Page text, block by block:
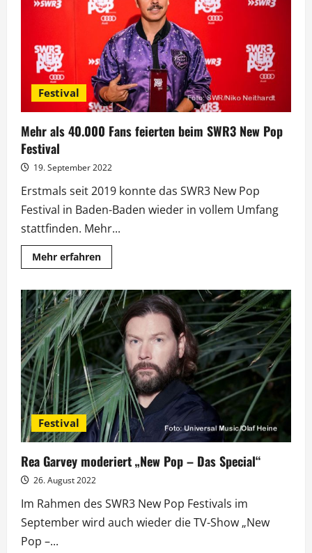
Festival
Mehr als 40.000 Fans feierten beim SWR3 New Pop
Festival
19. September 2022
Erstmals seit 2019 konnte das SWR3 New Pop
Festival in Baden-Baden wieder in vollem Umfang
stattfinden. Mehr...
Mehr erfahrenMehr
Informationen
als
40.000
Fans
feierten
beim
SWR3
New
Pop
Festival
Festival
Rea Garvey moderiert „New Pop – Das Special“
26. August 2022
Im Rahmen des SWR3 New Pop Festivals im
September wird auch wieder die TV-Show „New
Pop –...